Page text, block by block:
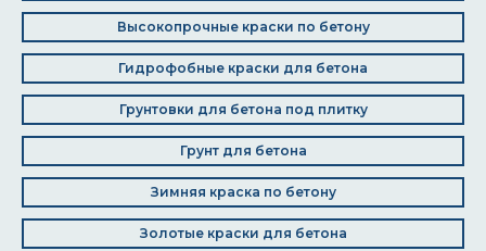
Высокопрочные краски по бетону
Гидрофобные краски для бетона
Грунтовки для бетона под плитку
Грунт для бетона
Зимняя краска по бетону
Золотые краски для бетона